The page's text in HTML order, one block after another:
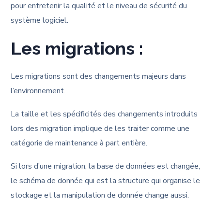
pour entretenir la qualité et le niveau de sécurité du
système logiciel.
Les migrations :
Les migrations sont des changements majeurs dans
l’environnement.
La taille et les spécificités des changements introduits
lors des migration implique de les traiter comme une
catégorie de maintenance à part entière.
Si lors d’une migration, la base de données est changée,
le schéma de donnée qui est la structure qui organise le
stockage et la manipulation de donnée change aussi.